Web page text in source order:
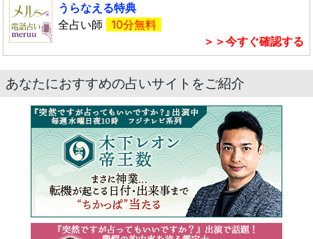
うらなえる特典
全占い師
10分無料
＞＞今すぐ確認する
あなたにおすすめの占いサイトをご紹介